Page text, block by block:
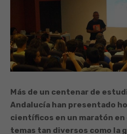
Más de un centenar de
Andalucía han presentado
científicos en un maratón en
temas tan diversos como la